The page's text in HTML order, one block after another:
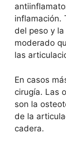
inflamación.
del peso y
moderado
las
En casos
cirugía. Las
son la
de la
cadera.